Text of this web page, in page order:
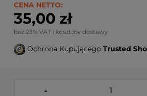
CENA NETTO:
35,00 zł
bez 23% VAT i kosztów dostawy
Ochrona Kupującego Trusted
-